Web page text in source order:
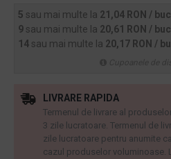
5 sau mai multe la 21,04 RON / buc
9 sau mai multe la 20,61 RON / buc
14 sau mai multe la 20,17 RON /
LIVRARE RAPIDA
Termenul de livrare al
3 zile lucratoare. Termenul de
zile lucratoare pentru anumite
cazul produselor voluminoase.